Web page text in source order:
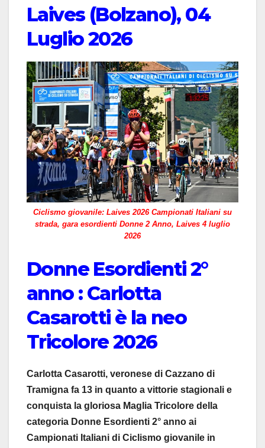
Laives (Bolzano), 04
Luglio 2026
Ciclismo giovanile: Laives 2026 Campionati Italiani su
strada, gara esordienti Donne 2 Anno, Laives 4 luglio
2026
Donne Esordienti 2°
anno : Carlotta
Casarotti è la neo
Tricolore 2026
Carlotta Casarotti, veronese di Cazzano di
Tramigna fa 13 in quanto a vittorie stagionali e
conquista la gloriosa Maglia Tricolore della
categoria Donne Esordienti 2° anno ai
Campionati Italiani di Ciclismo giovanile in